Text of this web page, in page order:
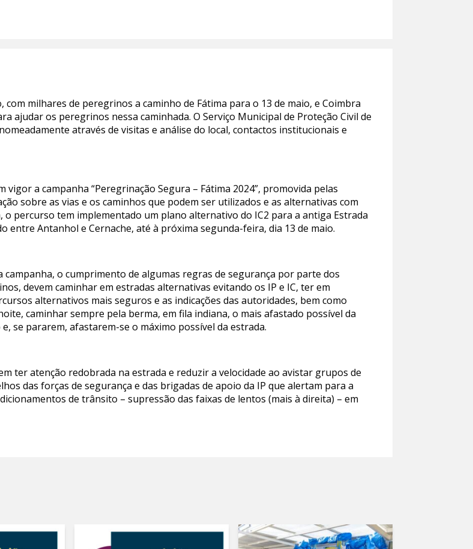
milhares de peregrinos a caminho de Fátima para o 13 de maio, e Coimbra
ajudar os peregrinos nessa caminhada. O Serviço Municipal de Proteção Civil de
através de visitas e análise do local, contactos institucionais e
a campanha “Peregrinação Segura – Fátima 2024”, promovida pelas
sobre as vias e os caminhos que podem ser utilizados e as alternativas com
percurso tem implementado um plano alternativo do IC2 para a antiga Estrada
entre Antanhol e Cernache, até à próxima segunda-feira, dia 13 de maio.
campanha, o cumprimento de algumas regras de segurança por parte dos
devem caminhar em estradas alternativas evitando os IP e IC, ter em
alternativos mais seguros e as indicações das autoridades, bem como
caminhar sempre pela berma, em fila indiana, o mais afastado possível da
se pararem, afastarem-se o máximo possível da estrada.
ter atenção redobrada na estrada e reduzir a velocidade ao avistar grupos de
das forças de segurança e das brigadas de apoio da IP que alertam para a
de trânsito – supressão das faixas de lentos (mais à direita) – em